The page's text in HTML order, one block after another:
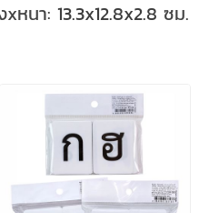
xหนา:13.3x12.8x2.8 ซม.